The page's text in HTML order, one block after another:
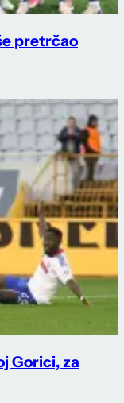
pretrčao
Gorici, za